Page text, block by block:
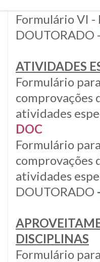
Formulário VI -
DOUTORADO -
ATIVIDADES
Formulário
comprovações
atividades
DOC
Formulário
comprovações
atividades
DOUTORADO -
DISCIPLINAS
Formulário